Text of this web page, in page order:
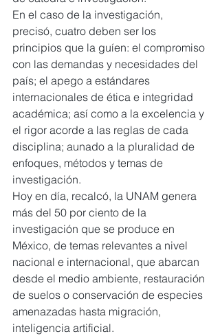
En el caso de la investigación,
precisó, cuatro deben ser los
principios que la guíen: el compromiso
con las demandas y necesidades del
país; el apego a estándares
internacionales de ética e integridad
académica; así como a la excelencia y
el rigor acorde a las reglas de cada
disciplina; aunado a la pluralidad de
enfoques, métodos y temas de
investigación.
Hoy en día, recalcó, la UNAM genera
más del 50 por ciento de la
investigación que se produce en
México, de temas relevantes a nivel
nacional e internacional, que abarcan
desde el medio ambiente, restauración
de suelos o conservación de especies
amenazadas hasta migración,
inteligencia artificial.